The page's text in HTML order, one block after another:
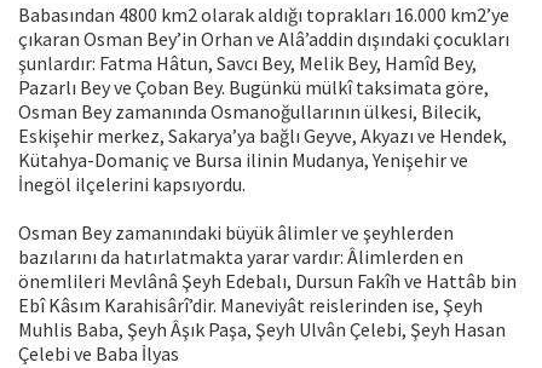
Babasından 4800 km2 olarak aldığı toprakları 16.000 km2’ye
çıkaran Osman Bey’in Orhan ve Alâ’addin dışındaki çocukları
şunlardır: Fatma Hâtun, Savcı Bey, Melik Bey, Hamîd Bey,
Pazarlı Bey ve Çoban Bey. Bugünkü mülkî taksimata göre,
Osman Bey zamanında Osmanoğullarının ülkesi, Bilecik,
Eskişehir merkez, Sakarya’ya bağlı Geyve, Akyazı ve Hendek,
Kütahya-Domaniç ve Bursa ilinin Mudanya, Yenişehir ve
İnegöl ilçelerini kapsıyordu.
Osman Bey zamanındaki büyük âlimler ve şeyhlerden
bazılarını da hatırlatmakta yarar vardır: Âlimlerden en
önemlileri Mevlânâ Şeyh Edebalı, Dursun Fakîh ve Hattâb bin
Ebî Kâsım Karahisârî’dir. Maneviyât reislerinden ise, Şeyh
Muhlis Baba, Şeyh Âşık Paşa, Şeyh Ulvân Çelebi, Şeyh Hasan
Çelebi ve Baba İlyas